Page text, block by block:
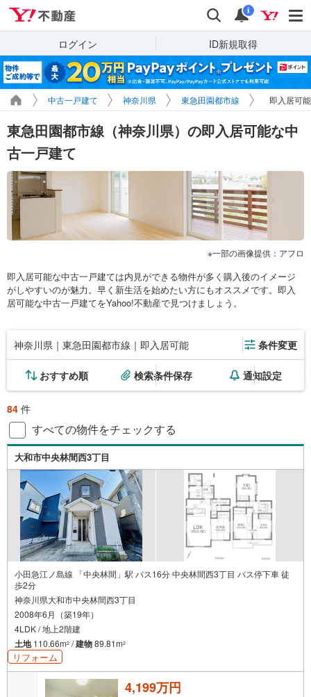
検索 通知
i
ログイン ID新規取得
中古一戸建て 神奈川県 東急田園都市線 即入居可
東急田園都市線（神奈川県）の即入居可能な中
古一戸建て
一部の画像提供：アフロ
即入居可能な中古一戸建ては内見ができる物件が多く購入後のイメージ
がしやすいのが魅力。早く新生活を始めたい方にもオススメです。即入
居可能な中古一戸建てをYahoo!不動産で見つけましょう。
神奈川県｜東急田園都市線｜即入居可能 条件変更
おすすめ順 検索条件保存 通知設定
84 件
すべての物件をチェックする
大和市中央林間西3丁目
小田急江ノ島線 「中央林間」駅 バス16分 中央林間西3丁目 バス停下車 徒
歩2分
神奈川県大和市中央林間西3丁目
2008年6月（築19年）
4LDK / 地上2階建
土地110.66m2 /建物89.81m2
リフォーム
4,199万円